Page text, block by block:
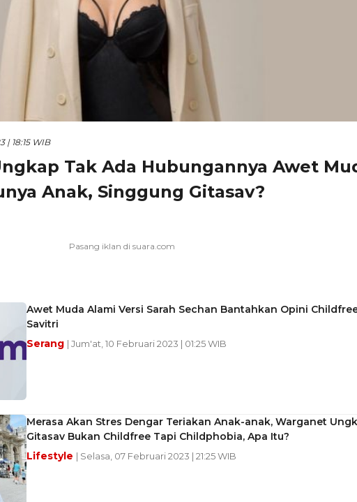
| 18:15 WIB
Tak Ada Hubungannya Awet
Anak, Singgung Gitasav?
Awet Muda Alami Versi Sarah Sechan Bantahkan Opini
Savitri
Serang | Jum'at, 10 Februari 2023 | 01:25 WIB
Merasa Akan Stres Dengar Teriakan Anak-anak, Warganet
Gitasav Bukan Childfree Tapi Childphobia, Apa Itu?
Lifestyle | Selasa, 07 Februari 2023 | 21:25 WIB